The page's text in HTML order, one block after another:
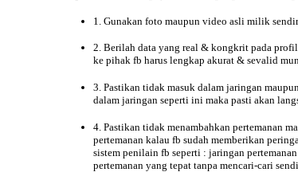
1. Gunakan foto maupun video asli milik
2. Berilah data yang real & kongkrit pada
ke pihak fb harus lengkap akurat & sevalid
3. Pastikan tidak masuk dalam jaringan
dalam jaringan seperti ini maka pasti akan
4. Pastikan tidak menambahkan pertemanan
pertemanan kalau fb sudah memberikan
sistem penilain fb seperti : jaringan
pertemanan yang tepat tanpa mencari-cari